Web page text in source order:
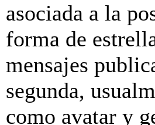
asociada a la
forma de
mensajes
segunda,
como avatar y